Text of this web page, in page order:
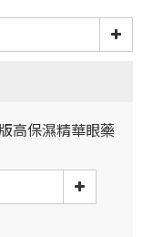
高保濕精華眼藥